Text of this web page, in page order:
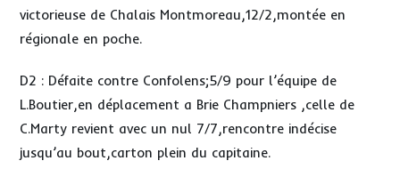
victorieuse de Chalais Montmoreau,12/2,montée en
régionale en poche.
D2 : Défaite contre Confolens;5/9 pour l’équipe de
L.Boutier,en déplacement a Brie Champniers ,celle de
C.Marty revient avec un nul 7/7,rencontre indécise
jusqu’au bout,carton plein du capitaine.